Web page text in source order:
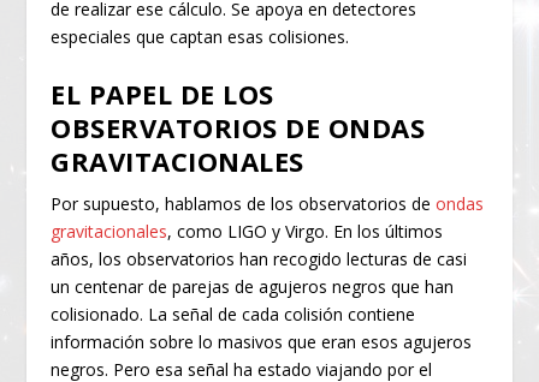
de realizar ese cálculo. Se apoya en detectores
especiales que captan esas colisiones.
EL PAPEL DE LOS
OBSERVATORIOS DE ONDAS
GRAVITACIONALES
Por supuesto, hablamos de los observatorios deondas
gravitacionales, como LIGO y Virgo. En los últimos
años, los observatorios han recogido lecturas de casi
un centenar de parejas de agujeros negros que han
colisionado. La señal de cada colisión contiene
información sobre lo masivos que eran esos agujeros
negros. Pero esa señal ha estado viajando por el